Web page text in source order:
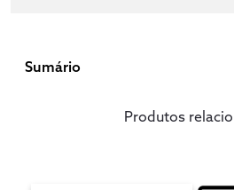
Sumário
Produtos